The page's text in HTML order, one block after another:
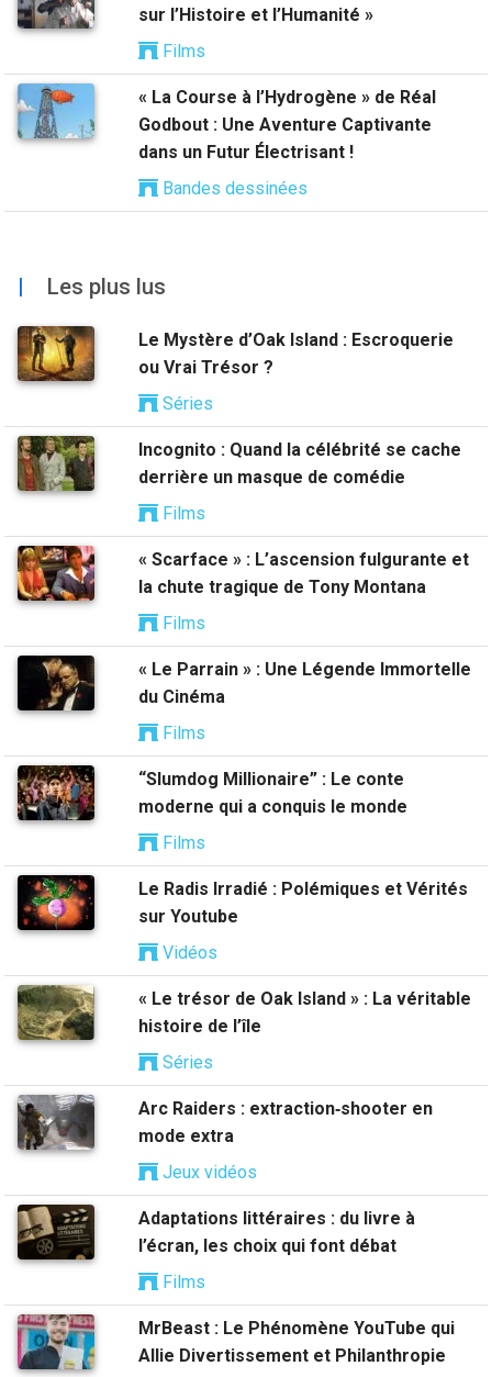
sur l’Histoire et l’Humanité »
Films
« La Course à l’Hydrogène » de Réal
Godbout : Une Aventure Captivante
dans un Futur Électrisant !
Bandes dessinées
| Les plus lus
Le Mystère d’Oak Island : Escroquerie
ou Vrai Trésor ?
Séries
Incognito : Quand la célébrité se cache
derrière un masque de comédie
Films
« Scarface » : L’ascension fulgurante et
la chute tragique de Tony Montana
Films
« Le Parrain » : Une Légende Immortelle
du Cinéma
Films
“Slumdog Millionaire” : Le conte
moderne qui a conquis le monde
Films
Le Radis Irradié : Polémiques et Vérités
sur Youtube
Vidéos
« Le trésor de Oak Island » : La véritable
histoire de l’île
Séries
Arc Raiders : extraction‑shooter en
mode extra
Jeux vidéos
Adaptations littéraires : du livre à
l’écran, les choix qui font débat
Films
MrBeast : Le Phénomène YouTube qui
Allie Divertissement et Philanthropie